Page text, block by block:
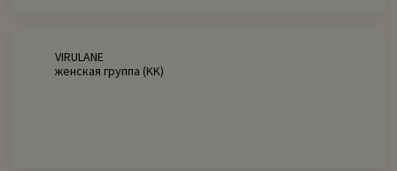
VIRULANE
женская группа (KK)